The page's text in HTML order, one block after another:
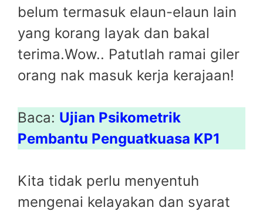
belum termasuk elaun-elaun lain
yang korang layak dan bakal
terima.Wow.. Patutlah ramai giler
orang nak masuk kerja kerajaan!
Baca: Ujian Psikometrik
Pembantu Penguatkuasa KP1
Kita tidak perlu menyentuh
mengenai kelayakan dan syarat